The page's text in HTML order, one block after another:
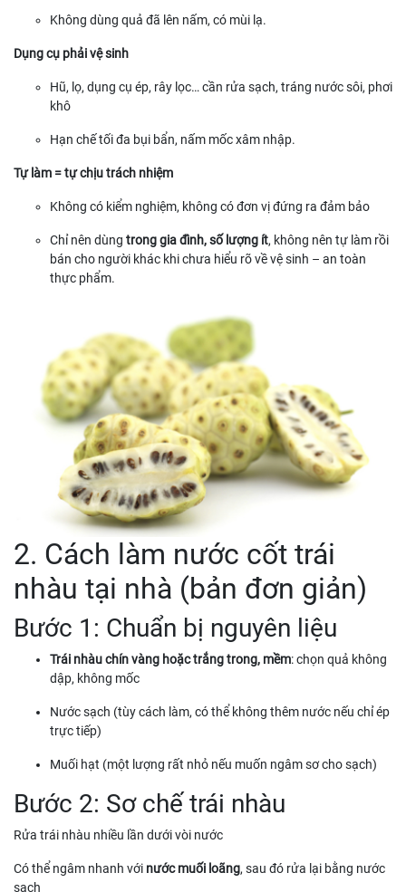
Không dùng quả đã lên nấm, có mùi lạ.
Dụng cụ phải vệ sinh
Hũ, lọ, dụng cụ ép, rây lọc… cần rửa sạch, tráng nước sôi, phơi
khô
Hạn chế tối đa bụi bẩn, nấm mốc xâm nhập.
Tự làm = tự chịu trách nhiệm
Không có kiểm nghiệm, không có đơn vị đứng ra đảm bảo
Chỉ nên dùng trong gia đình, số lượng ít, không nên tự làm rồi
bán cho người khác khi chưa hiểu rõ về vệ sinh – an toàn
thực phẩm.
2. Cách làm nước cốt trái
nhàu tại nhà (bản đơn giản)
Bước 1: Chuẩn bị nguyên liệu
Trái nhàu chín vàng hoặc trắng trong, mềm: chọn quả không
dập, không mốc
Nước sạch (tùy cách làm, có thể không thêm nước nếu chỉ ép
trực tiếp)
Muối hạt (một lượng rất nhỏ nếu muốn ngâm sơ cho sạch)
Bước 2: Sơ chế trái nhàu
Rửa trái nhàu nhiều lần dưới vòi nước
Có thể ngâm nhanh với nước muối loãng, sau đó rửa lại bằng nước
sạch